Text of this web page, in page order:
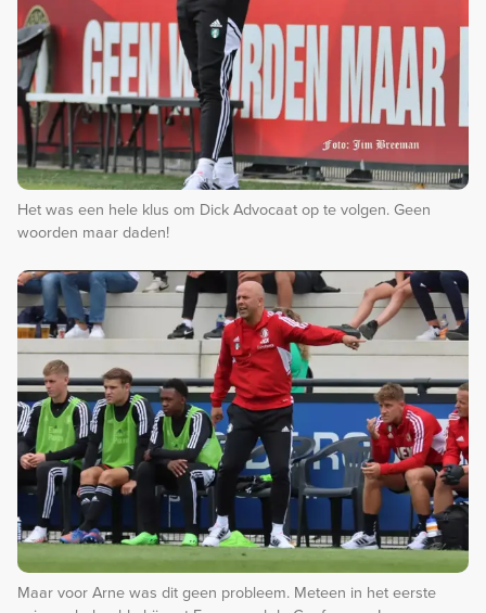
Het was een hele klus om Dick Advocaat op te volgen. Geen
woorden maar daden!
Maar voor Arne was dit geen probleem. Meteen in het eerste